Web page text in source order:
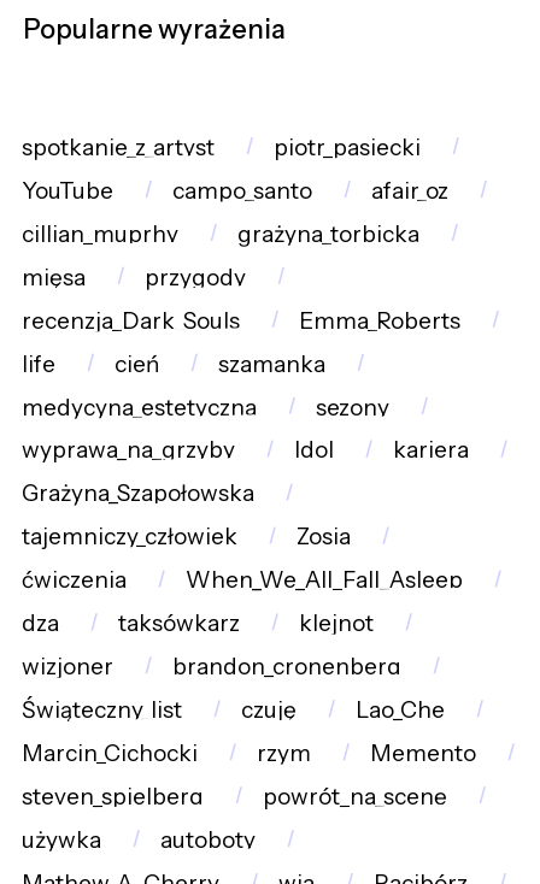
Popularne wyrażenia
spotkanie_z_artyst
piotr_pasiecki
YouTube
campo_santo
afair_oz
cillian_muprhy
grażyna_torbicka
mięsa
przygody
recenzja_Dark_Souls
Emma_Roberts
life
cień
szamanka
medycyna_estetyczna
sezony
wyprawa_na_grzyby
Idol
kariera
Grażyna_Szapołowska
tajemniczy_człowiek
Zosia
ćwiczenia
When_We_All_Fall_Asleep
dza
taksówkarz
klejnot
wizjoner
brandon_cronenberg
Świąteczny_list
czuję
Lao_Che
Marcin_Cichocki
rzym
Memento
steven_spielberg
powrót_na_scenę
używka
autoboty